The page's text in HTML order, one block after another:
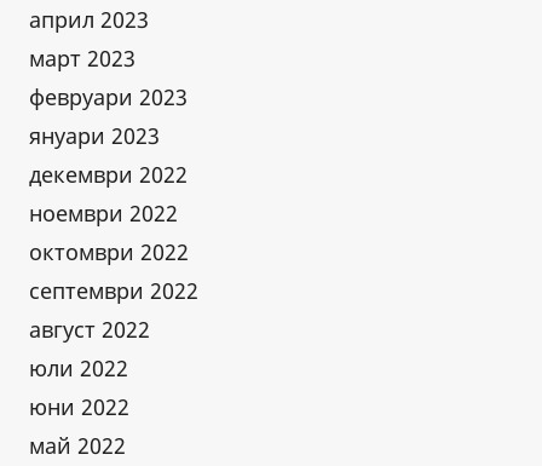
април 2023
март 2023
февруари 2023
януари 2023
декември 2022
ноември 2022
октомври 2022
септември 2022
август 2022
юли 2022
юни 2022
май 2022